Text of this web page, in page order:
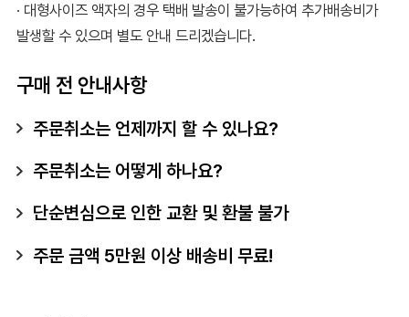
· 대형사이즈 액자의 경우 택배 발송이 불가능하여 추가배송비가
발생할 수 있으며 별도 안내 드리겠습니다.
구매 전 안내사항
주문취소는 언제까지 할 수 있나요?
주문취소는 어떻게 하나요?
단순변심으로 인한 교환 및 환불 불가
주문 금액 5만원 이상 배송비 무료!